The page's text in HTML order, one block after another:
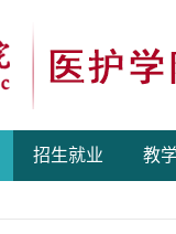
招生就业 教